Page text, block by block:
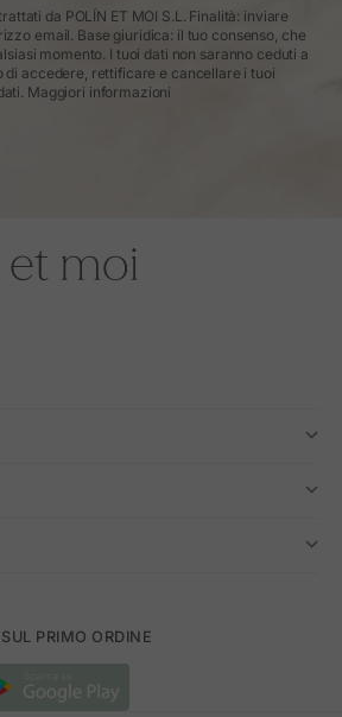
da POLÍN ET MOI S.L. Finalità: inviare
email. Base giuridica: il tuo consenso, che
momento. I tuoi dati non saranno ceduti a
di accedere, rettificare e cancellare i tuoi
Maggiori informazioni
PRIMO ORDINE